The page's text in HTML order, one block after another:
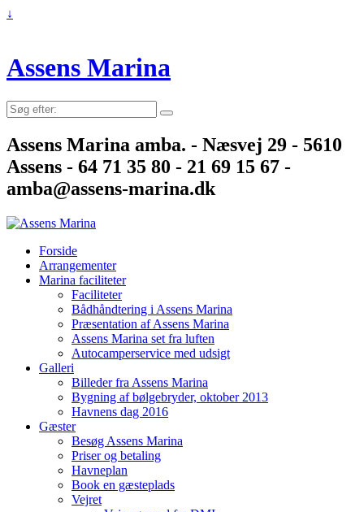
↓
Assens Marina
Søg
efter:
Assens Marina amba. - Næsvej 29 - 5610
Assens - 64 71 35 80 - 21 69 15 67 -
amba@assens-marina.dk
Forside
Arrangementer
Marina faciliteter
Faciliteter
Bådhåndtering i Assens Marina
Præsentation af Assens Marina
Assens Marina set fra luften
Autocamperservice med udsigt
Galleri
Billeder fra Assens Marina
Bygning af bølgebryder, oktober 2013
Havnens dag 2016
Gæster
Besøg Assens Marina
Priser og betaling
Havneplan
Book en gæsteplads
Vejret